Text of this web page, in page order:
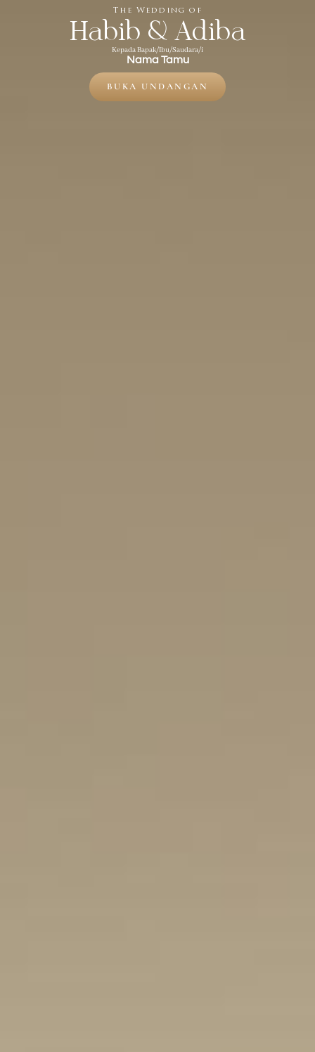
The Wedding of
Habib & Adiba
Kepada Bapak/Ibu/Saudara/i
Nama Tamu
BUKA UNDANGAN